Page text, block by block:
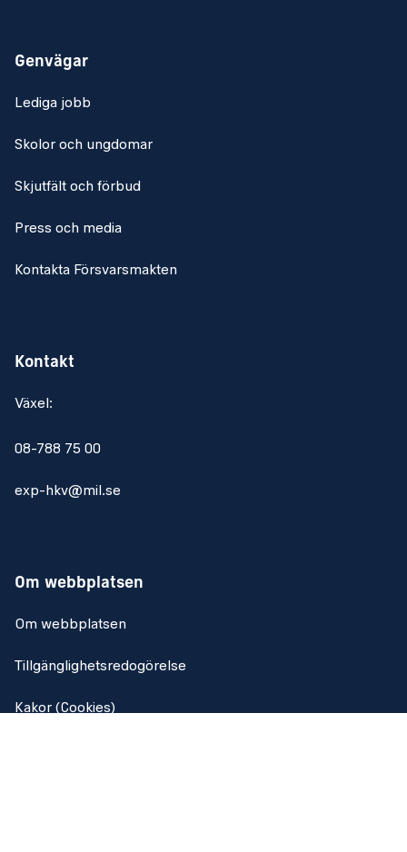
Genvägar
Lediga jobb
Skolor och ungdomar
Skjutfält och förbud
Press och media
Kontakta Försvarsmakten
Kontakt
Växel:
08-788 75 00
exp-hkv@mil.se
Om webbplatsen
Om webbplatsen
Tillgänglighetsredogörelse
Kakor (Cookies)